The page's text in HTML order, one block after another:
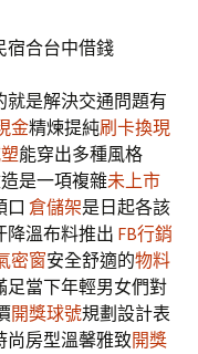
宿合台中借錢
就是解決交通問題有
金精煉提純刷卡換現
能穿出多種風格
是一項複雜未上市
口 倉儲架是日起各該
降溫布料推出 FB行銷
密窗安全舒適的物料
足當下年輕男女們對
開獎球號規劃設計表
尚房型溫馨雅致開獎